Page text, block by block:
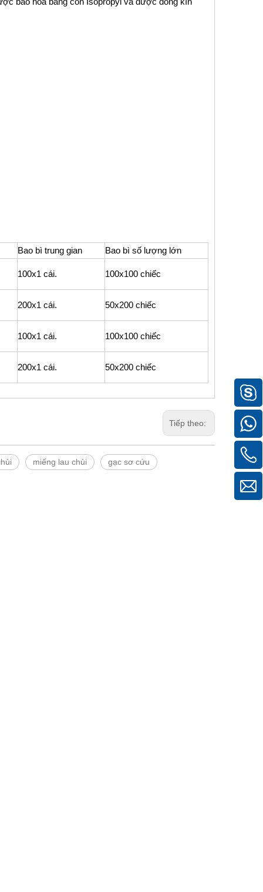
Bao bì trung gian Bao bì số lượng lớn
100x1 cái. 100x100 chiếc
200x1 cái. 50x200 chiếc
100x1 cái. 100x100 chiếc
200x1 cái. 50x200 chiếc
Tiếp theo:
miếng lau chùi gạc sơ cứu